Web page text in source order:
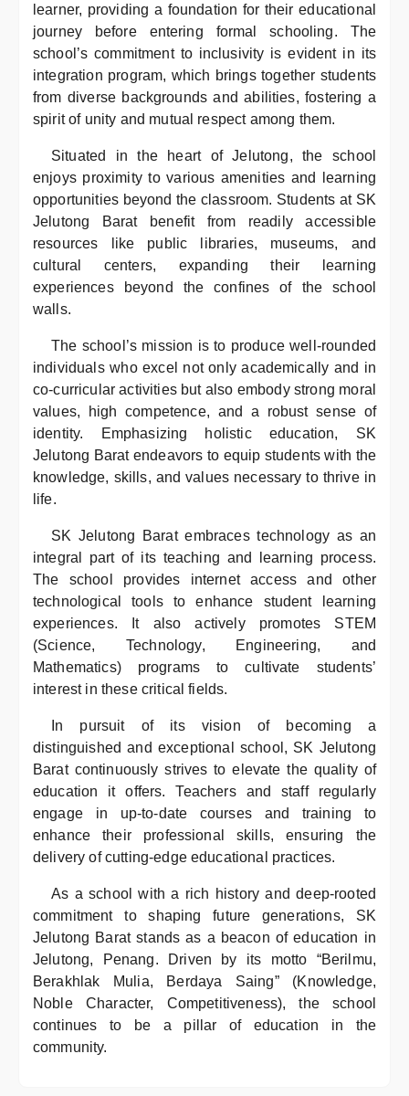
learner, providing a foundation for their educational
journey before entering formal schooling. The
school’s commitment to inclusivity is evident in its
integration program, which brings together students
from diverse backgrounds and abilities, fostering a
spirit of unity and mutual respect among them.
Situated in the heart of Jelutong, the school
enjoys proximity to various amenities and learning
opportunities beyond the classroom. Students at SK
Jelutong Barat benefit from readily accessible
resources like public libraries, museums, and
cultural centers, expanding their learning
experiences beyond the confines of the school
walls.
The school’s mission is to produce well-rounded
individuals who excel not only academically and in
co-curricular activities but also embody strong moral
values, high competence, and a robust sense of
identity. Emphasizing holistic education, SK
Jelutong Barat endeavors to equip students with the
knowledge, skills, and values necessary to thrive in
life.
SK Jelutong Barat embraces technology as an
integral part of its teaching and learning process.
The school provides internet access and other
technological tools to enhance student learning
experiences. It also actively promotes STEM
(Science, Technology, Engineering, and
Mathematics) programs to cultivate students’
interest in these critical fields.
In pursuit of its vision of becoming a
distinguished and exceptional school, SK Jelutong
Barat continuously strives to elevate the quality of
education it offers. Teachers and staff regularly
engage in up-to-date courses and training to
enhance their professional skills, ensuring the
delivery of cutting-edge educational practices.
As a school with a rich history and deep-rooted
commitment to shaping future generations, SK
Jelutong Barat stands as a beacon of education in
Jelutong, Penang. Driven by its motto “Berilmu,
Berakhlak Mulia, Berdaya Saing” (Knowledge,
Noble Character, Competitiveness), the school
continues to be a pillar of education in the
community.